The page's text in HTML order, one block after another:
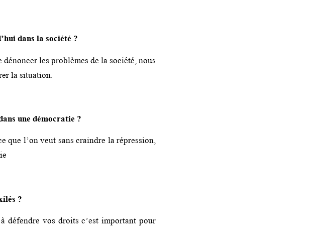
dans la société ?
les problèmes de la société, nous
la situation.
une démocratie ?
que l’on veut sans craindre la répression,
?
défendre vos droits c’est important pour